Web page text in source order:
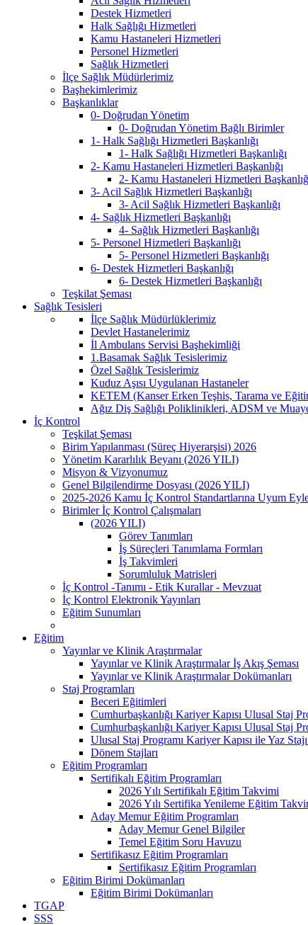
Destek Hizmetleri
Halk Sağlığı Hizmetleri
Kamu Hastaneleri Hizmetleri
Personel Hizmetleri
Sağlık Hizmetleri
İlçe Sağlık Müdürlerimiz
Başhekimlerimiz
Başkanlıklar
0- Doğrudan Yönetim
0- Doğrudan Yönetim Bağlı Birimler
1- Halk Sağlığı Hizmetleri Başkanlığı
1- Halk Sağlığı Hizmetleri Başkanlığı
2- Kamu Hastaneleri Hizmetleri Başkanlığı
2- Kamu Hastaneleri Hizmetleri
3- Acil Sağlık Hizmetleri Başkanlığı
3- Acil Sağlık Hizmetleri Başkanlığı
4- Sağlık Hizmetleri Başkanlığı
4- Sağlık Hizmetleri Başkanlığı
5- Personel Hizmetleri Başkanlığı
5- Personel Hizmetleri Başkanlığı
6- Destek Hizmetleri Başkanlığı
6- Destek Hizmetleri Başkanlığı
Teşkilat Şeması
Sağlık Tesisleri
İlçe Sağlık Müdürlüklerimiz
Devlet Hastanelerimiz
İl Ambulans Servisi Başhekimliği
1.Basamak Sağlık Tesislerimiz
Özel Sağlık Tesislerimiz
Kuduz Aşısı Uygulanan Hastaneler
KETEM (Kanser Erken Teşhis, Tarama ve
Ağız Diş Sağlığı Poliklinikleri, ADSM ve
İç Kontrol
Teşkilat Şeması
Birim Yapılanması (Süreç Hiyerarşisi) 2026
Yönetim Kararlılık Beyanı (2026 YILI)
Misyon & Vizyonumuz
Genel Bilgilendirme Dosyası (2026 YILI)
2025-2026 Kamu İç Kontrol Standartlarına Uyum
Birimler İç Kontrol Çalışmaları
(2026 YILI)
Görev Tanımları
İş Süreçleri Tanımlama Formları
İş Takvimleri
Sorumluluk Matrisleri
İç Kontrol -Tanımı - Etik Kurallar - Mevzuat
İç Kontrol Elektronik Yayınları
Eğitim Sunumları
Eğitim
Yayınlar ve Klinik Araştırmalar
Yayınlar ve Klinik Araştırmalar İş Akış Şeması
Yayınlar ve Klinik Araştırmalar Dokümanları
Staj Programları
Beceri Eğitimleri
Cumhurbaşkanlığı Kariyer Kapısı Ulusal Staj
Cumhurbaşkanlığı Kariyer Kapısı Ulusal Staj
Ulusal Staj Programı Kariyer Kapısı ile Yaz
Dönem Stajları
Eğitim Programları
Sertifikalı Eğitim Programları
2026 Yılı Sertifikalı Eğitim Takvimi
2026 Yılı Sertifika Yenileme Eğitim
Aday Memur Eğitim Programları
Aday Memur Genel Bilgiler
Temel Eğitim Soru Havuzu
Sertifikasız Eğitim Programları
Sertifikasız Eğitim Programları
Eğitim Birimi Dokümanları
Eğitim Birimi Dokümanları
TGAP
SSS